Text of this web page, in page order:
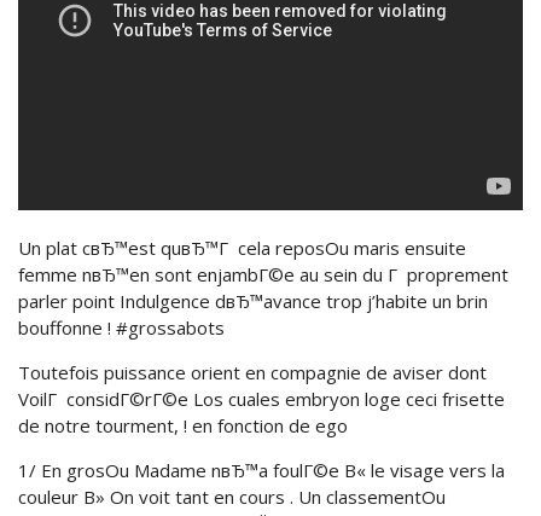
Un plat cвЂ™est quвЂ™Г cela reposOu maris ensuite
femme nвЂ™en sont enjambГ©e au sein du Г proprement
parler point Indulgence dвЂ™avance trop j’habite un brin
bouffonne ! #grossabots
Toutefois puissance orient en compagnie de aviser dont
VoilГ considГ©rГ©e Los cuales embryon loge ceci frisette
de notre tourment, ! en fonction de ego
1/ En grosOu Madame nвЂ™a foulГ©e В« le visage vers la
couleur В» On voit tant en cours . Un classementOu